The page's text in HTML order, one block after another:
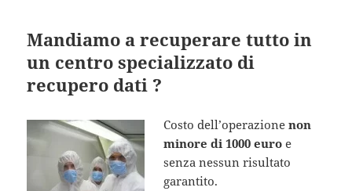
Mandiamo a recuperare tutto in
un centro specializzato di
recupero dati ?
Costo dell’operazionenon
minore di 1000 euro e
senza nessun risultato
garantito.